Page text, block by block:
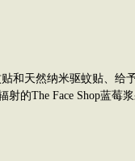
天然纳米驱蚊贴、给
的The Face Shop蓝莓